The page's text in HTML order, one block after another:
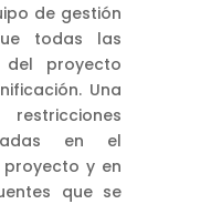
de gestión
todas las
proyecto
Una
en el
y en
que se